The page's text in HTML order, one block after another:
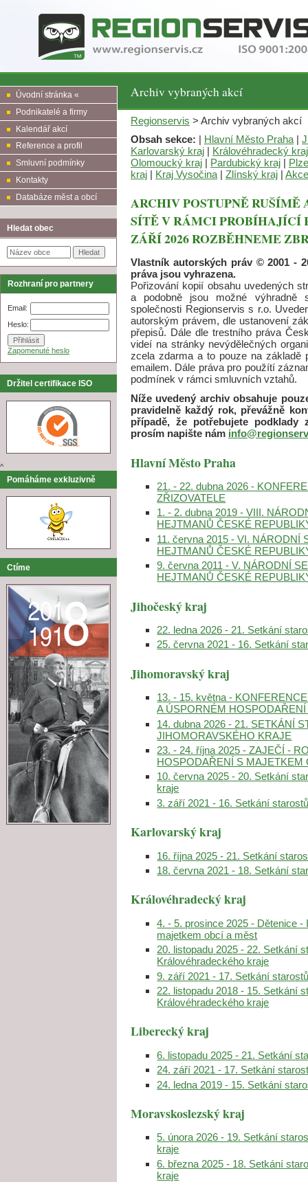
Archiv vybraných akcí
Úvodní stránka «
Podnikatelé a firmy
Kalendář akcí
Reference a profil
Smluvní podmínky
Kontakty
Databáze měst a obcí
Hledat obec
Rozhraní pro partnery
Email:
Heslo:
Zapomenuté heslo
Držitel certifikace ISO
^
Pomáháme exkluzivně
Ctíme
Regionservis > Archiv vybraných akcí
Obsah sekce: | Hlavní Město Praha |
Karlovarský kraj | Královéhradecký kraj
Olomoucký kraj | Pardubický kraj |
kraj | Kraj Vysočina | Zlínský kraj |
ARCHIV POSTUPNĚ
SÍTĚ V RÁMCI PROBÍHAJÍCÍ
ZÁŘÍ 2026 ROZBĚHNEME
Vlastník autorských práv © 2001 -
práva jsou vyhrazena.
Pořizování kopií obsahu uvedených
a podobně jsou možné výhradně
společnosti Regionservis s r.o.
autorským právem, dle ustanovení
přepisů. Dále dle trestního práva
videí na stránky nevýdělečných
zcela zdarma a to pouze na základě
emailem. Dále práva pro použítí
podmínek v rámci smluvních vztahů.
Níže uvedený archiv obsahuje
pravidelně každý rok, převážně
případě, že potřebujete podklady
prosím napište nám
Hlavní Město Praha
21. - 22. dubna 2026 -
ZŘIZOVATELE
1. - 2. dubna 2019 - VIII.
HEJTMANŮ ČESKÉ
11. června 2015 - VI. NÁRODNÍ
HEJTMANŮ ČESKÉ
9. června 2011 - V. NÁRODNÍ
HEJTMANŮ ČESKÉ
Jihočeský kraj
22. ledna 2026 - 21. Setkání
25. června 2021 - 16. Setkání
Jihomoravský kraj
13. - 15. května -
A ÚSPORNÉM
14. dubna 2026 - 21. SETKÁNÍ
JIHOMORAVSKÉHO KRAJE
23. - 24. října 2025 - ZAJEČÍ -
HOSPODAŘENÍ S MAJETKEM
10. června 2025 - 20. Setkání
kraje
3. září 2021 - 16. Setkání
Karlovarský kraj
16. října 2025 - 21. Setkání
18. června 2021 - 18. Setkání
Královéhradecký kraj
4. - 5. prosince 2025 - Dětenice
majetkem obcí a měst
20. listopadu 2025 - 22. Setkání
Královéhradeckého kraje
9. září 2021 - 17. Setkání
22. listopadu 2018 - 15. Setkání
Královéhradeckého kraje
Liberecký kraj
6. listopadu 2025 - 21. Setkání
24. září 2021 - 17. Setkání
24. ledna 2019 - 15. Setkání
Moravskoslezský kraj
5. února 2026 - 19. Setkání
kraje
6. března 2025 - 18. Setkání
kraje